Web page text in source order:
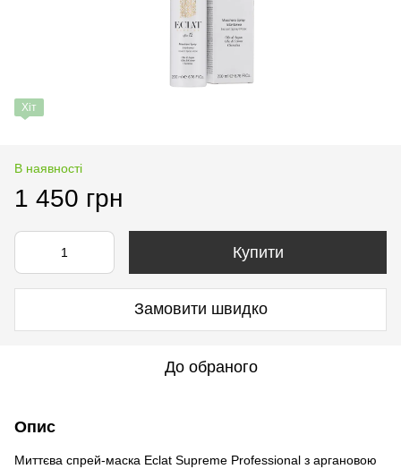
Хіт
В наявності
1 450 грн
Купити
Замовити швидко
До обраного
Опис
Миттєва спрей-маска Eclat Supreme Professional з аргановою